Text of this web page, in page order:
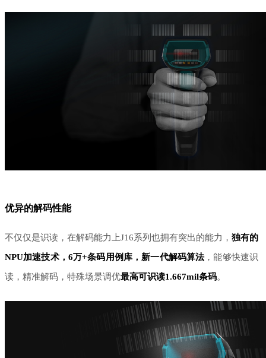
优异的解码性能
不仅仅是识读，在解码能力上J16系列也拥有突出的能力， 独有的
NPU加速技术，6万+条码用例库，新一代解码算法，能够快速识
读，精准解码，特殊场景调优最高可识读1.667mil条码。